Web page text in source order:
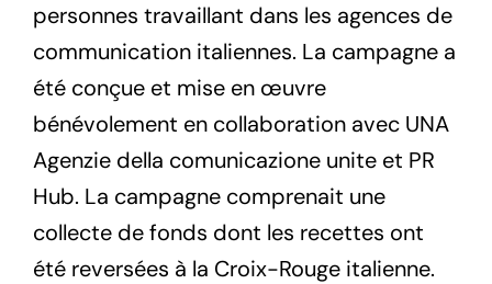
personnes travaillant dans les agences de
communication italiennes. La campagne a
été conçue et mise en œuvre
bénévolement en collaboration avec UNA
Agenzie della comunicazione unite et PR
Hub. La campagne comprenait une
collecte de fonds dont les recettes ont
été reversées à la Croix-Rouge italienne.